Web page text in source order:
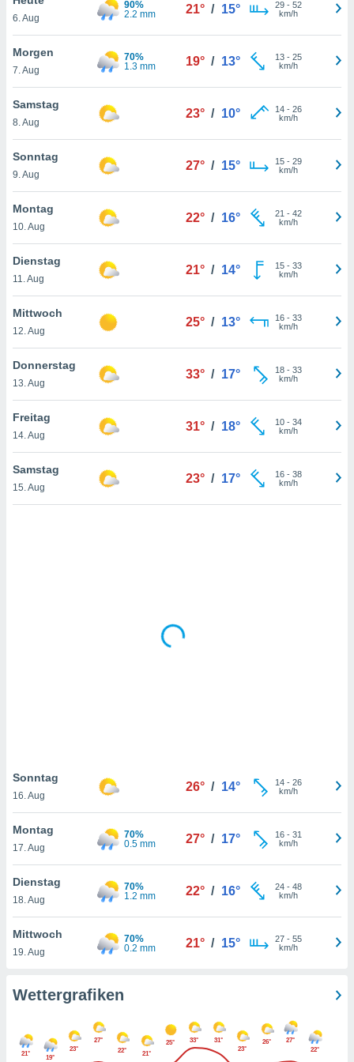
oder
Partner
es uns
das
der
Profil zu
Ihnen
finden
. Sie
jederzeit
Rand
können
von
und
klicken.
und
6. Aug
90%
2.2 mm
21° / 15° 29- 52
km/h
Morgen
7. Aug
70%
1.3 mm
19° / 13° 13- 25
km/h
Samstag
8. Aug
23° / 10° 14- 26
km/h
Sonntag
9. Aug
27° / 15° 15- 29
km/h
Montag
10. Aug
22° / 16° 21 - 42
km/h
Dienstag
11. Aug
21° / 14° 15- 33
km/h
Mittwoch
12. Aug
25° / 13° 16- 33
km/h
Donnerstag
13. Aug
33° / 17° 18- 33
km/h
Freitag
14. Aug
31° / 18° 10- 34
km/h
Samstag
15. Aug
23° / 17° 16- 38
km/h
Sonntag
16. Aug
26° / 14° 14- 26
km/h
Montag
17. Aug
70%
0.5 mm
27° / 17° 16- 31
km/h
Dienstag
18. Aug
70%
1.2 mm
22° / 16° 24- 48
km/h
Mittwoch
19. Aug
70%
0.2 mm
21° / 15° 27- 55
km/h
Wettergrafiken
21°
19°
23°
27°
22°
21°
25° 33°
31°
23°
26°
27°
22°